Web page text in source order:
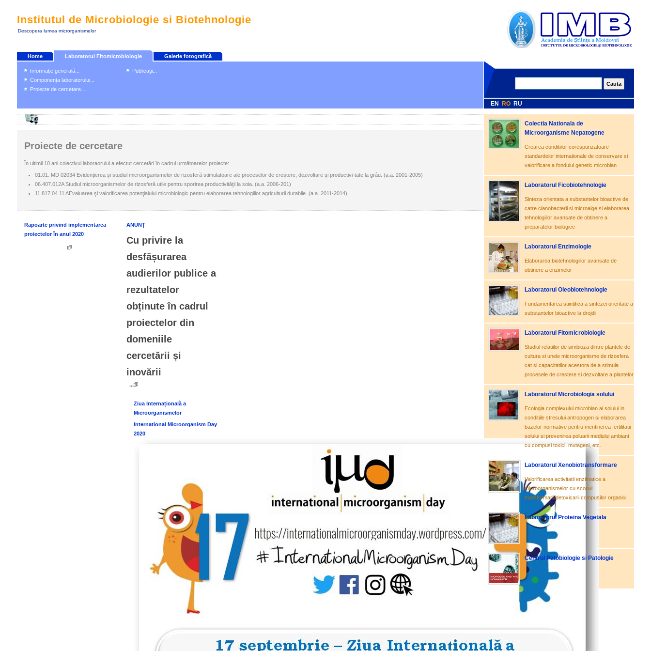
Institutul de Microbiologie si Biotehnologie
Descopera lumea microrganismelor
Home Laboratorul Fitomicrobiologie Galerie fotografică
Informaţie generală...
Componenţa laboratorului...
Proiecte de cercetare...
Publicaţii...
EN RO RU
Proiecte de cercetare
În ultimii 10 ani colectivul laboraorului a efectut cercetări în cadrul următoarelor proiecte:
01.01. MD 02034 Evidenţierea şi studiul microorganismelor de rizosferă stimulatoare ale proceselor de creştere, dezvoltare şi productivi-tate la grâu. (a.a. 2001-2005)
06.407.012A Studiul microorganismelor de rizosferă utile pentru sporirea productivităţii la soia. (a.a. 2006-201)
11.817.04.11 AEvaluarea şi valorificarea potenţialului microbiologic pentru elaborarea tehnologiilor agriculturii durabile. (a.a. 2011-2014).
Rapoarte privind implementarea
proiectelor în anul 2020
ANUNȚ
Cu privire la
desfășurarea
audierilor publice a
rezultatelor
obținute în cadrul
proiectelor din
domeniile
cercetării și
inovării
...
Ziua Internațională a
Microorganismelor
International Microorganism Day
2020
Colectia Nationala de
Microorganisme Nepatogene
Crearea conditiilor corespunzatoare
standardelor internationale de conservare si
valorificare a fondului genetic microbian
Laboratorul Ficobiotehnologie
Sinteza orientata a substantelor bioactive de
catre cianobacterii si microalge si elaborarea
tehnologiilor avansate de obtinere a
preparatelor biologice
Laboratorul Enzimologie
Elaborarea biotehnologiilor avansate de
obtinere a enzimelor
Laboratorul Oleobiotehnologie
Fundamentarea stiintifica a sintezei orientate a
substantelor bioactive la drojdii
Laboratorul Fitomicrobiologie
Studiul relatiilor de simbioza dintre plantele de
cultura si unele microorganisme de rizosfera
cat si capacitatilor acestora de a stimula
procesele de crestere si dezvoltare a plantelor
Laboratorul Microbiologia solului
Ecologia complexului microbian al solului in
conditiile stresului antropogen si elaborarea
bazelor normative pentru mentinerea fertilitatii
solului si prevenirea poluarii mediului ambiant
cu compusi toxici, mutageni, etc.
Laboratorul Xenobiotransformare
Valorificarea activitatii enzimatice a
microorganismelor cu scopul
transformarii/detoxicarii compusilor organici
Laboratorul Proteina Vegetala
Centrul Patobiologie si Patologie